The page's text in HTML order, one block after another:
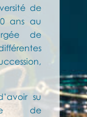
de
ans au
de
su
de